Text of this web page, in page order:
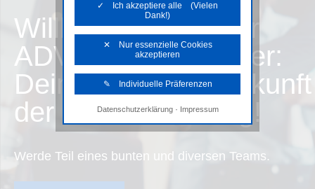
Willkommen bei der
ADVISA in Hannover:
Dein Weg in die Zukunft
der Steuerberatung!
Werde Teil eines bunten und diversen Teams.
✓ Ich akzeptiere alle (Vielen
Dank!)
✕ Nur essenzielle Cookies
akzeptieren
✎ Individuelle Präferenzen
Notwendige Cookies
Diese Cookies sind erforderlich, um die
Datenschutzerklärung· Impressum